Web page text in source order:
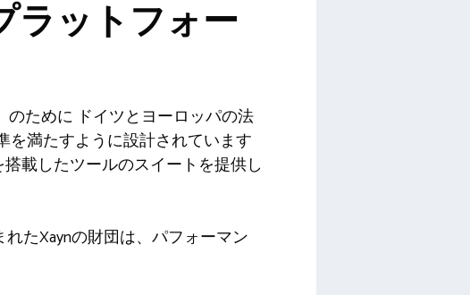
ラットフォー
のために ドイツとヨーロッパの法
満たすように設計されています
載したツールのスイートを提供し
たXaynの財団は、パフォーマン